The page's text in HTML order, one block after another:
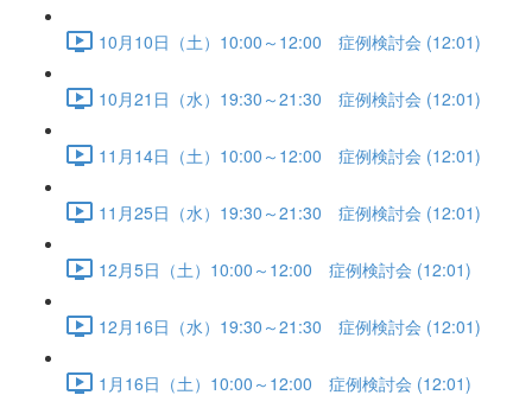
10月10日（土）10:00～12:00 症例検討会 (12:01)
10月21日（水）19:30～21:30 症例検討会 (12:01)
11月14日（土）10:00～12:00 症例検討会 (12:01)
11月25日（水）19:30～21:30 症例検討会 (12:01)
12月5日（土）10:00～12:00 症例検討会 (12:01)
12月16日（水）19:30～21:30 症例検討会 (12:01)
1月16日（土）10:00～12:00 症例検討会 (12:01)